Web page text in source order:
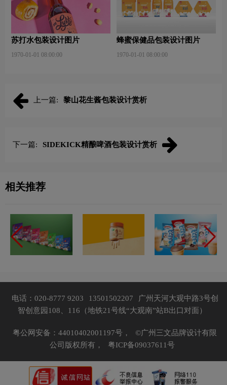
苏打水包装设计图片
1970-01-01 08:00:00
蜂蜜保健品包装设计图片
1970-01-01 08:00:00
上一篇: 黎山花生酱包装设计赏析
下一篇: SIDEKICK精酿啤酒包装设计赏析
相关推荐
电话：020-8777 9203 13501502207
广州天河大观中路3号创
智创意园108、116（地铁21号线“大观南”站B出口对面）
粤公网安备：44010402001197号，
©广州三文品牌设计有限
公司版权所有，
粤ICP备09037611号